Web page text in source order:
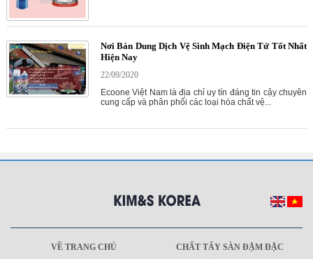
Nơi Bán Dung Dịch Vệ Sinh Mạch Điện Tử Tốt Nhất
Hiện Nay
22/09/2020
Ecoone Việt Nam là địa chỉ uy tín đáng tin cậy chuyên
cung cấp và phân phối các loại hóa chất vệ...
VỀ TRANG CHỦ
CHẤT TẨY SÀN ĐẬM ĐẶC